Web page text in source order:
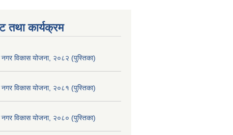
तथा कार्यक्रम
नगर विकास योजना, २०८२ (पुस्तिका)
नगर विकास योजना, २०८१ (पुस्तिका)
नगर विकास योजना, २०८० (पुस्तिका)